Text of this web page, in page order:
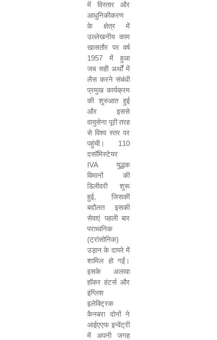
में विस्तार और
आधुनिकीकरण
के क्षेत्र में
उल्लेखनीय काम
खासतौर पर वर्ष
1957 में हुआ
जब सही अर्थों में
लैस करने संबंधी
प्रमुख कार्यक्रम
की शुरुआत हुई
और इससे
वायुसेना पूरी तरह
से विश्व स्तर पर
पहुंची। 110
दसॉमिस्टेयर
IVA युद्धक
विमानों की
डिलीवरी शुरू
हुई, जिसकी
बदौलत इसकी
सेवाएं पहली बार
पराध्वनिक
(ट्रांसोनिक)
उड़ान के दायरे में
शामिल हो गईं।
इसके अलावा
हॉकर हंटर्स और
इंग्लिश
इलेक्ट्रिक
कैनबरा दोनों ने
आईएएफ इन्वेंट्री
में अपनी जगह